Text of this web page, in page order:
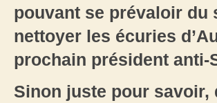
pouvant se prévaloir du
nettoyer les écuries
prochain président anti-
Sinon juste pour savoir,